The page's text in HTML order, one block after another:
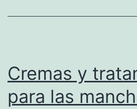
Cremas y
para las